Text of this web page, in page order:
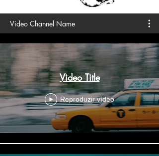
Video Channel Name
Video Title
Reproduzir vídeo